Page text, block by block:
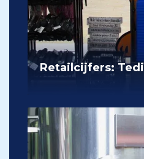
Retailcijfers: Tedi